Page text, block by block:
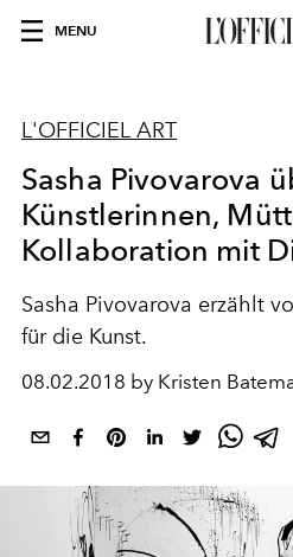
MENU
L'OFFICIEL ART
Sasha Pivovarova
Künstlerinnen,
Kollaboration mit
Sasha Pivovarova erzählt
für die Kunst.
08.02.2018 by Kristen